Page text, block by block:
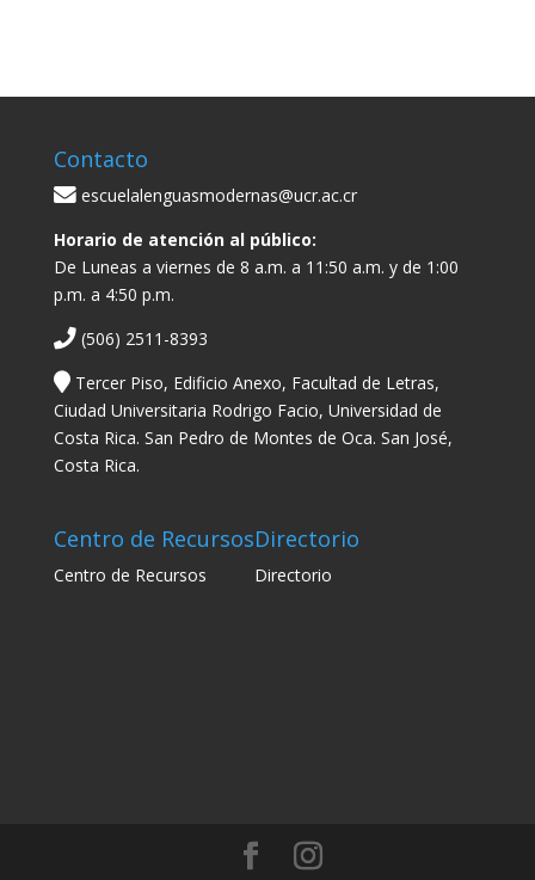
Contacto
escuelalenguasmodernas@ucr.ac.cr
Horario de atención al público:
De Luneas a viernes de 8 a.m. a 11:50 a.m. y de 1:00
p.m. a 4:50 p.m.
(506) 2511-8393
Tercer Piso, Edificio Anexo, Facultad de Letras,
Ciudad Universitaria Rodrigo Facio, Universidad de
Costa Rica. San Pedro de Montes de Oca. San José,
Costa Rica.
Centro de Recursos
Centro de Recursos
Directorio
Directorio